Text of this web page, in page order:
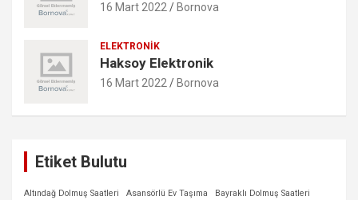
16 Mart 2022 Bornova
ELEKTRONIK
Haksoy Elektronik
16 Mart 2022 Bornova
Etiket Bulutu
Altındağ Dolmuş Saatleri Asansörlü Ev Taşıma
Bayraklı Dolmuş Saatleri